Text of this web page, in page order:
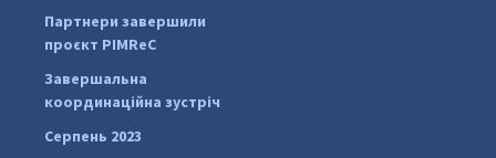
pimrec_project
Партнери завершили
проєкт PIMReC
Завершальна
координаційна зустріч
Серпень 2023